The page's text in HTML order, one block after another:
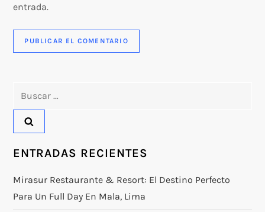
entrada.
ENTRADAS RECIENTES
Mirasur Restaurante & Resort: El Destino Perfecto
Para Un Full Day En Mala, Lima